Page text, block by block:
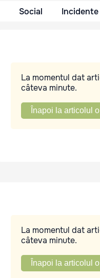
Social Incidente
La momentul dat
câteva minute.
Înapoi la articolul
La momentul dat
câteva minute.
Înapoi la articolul